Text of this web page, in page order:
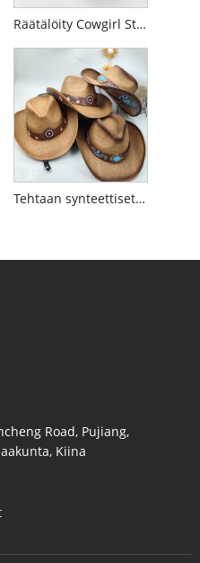
Räätälöity Cowgirl Straw Hat Factory
Tehtaan synteettiset länsiolkihatut
Road, Pujiang,
Kiina